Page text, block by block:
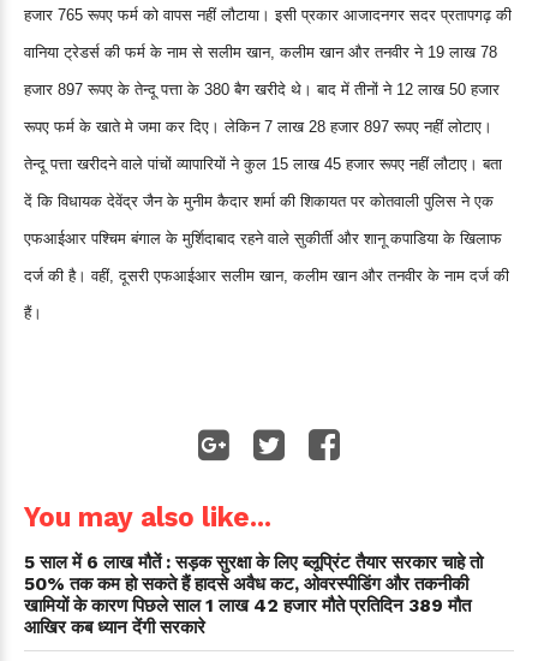
हजार 765 रूपए फर्म को वापस नहीं लौटाया। इसी प्रकार आजादनगर सदर प्रतापगढ़ की
वानिया ट्रेडर्स की फर्म के नाम से सलीम खान, कलीम खान और तनवीर ने 19 लाख 78
हजार 897 रूपए के तेन्दू पत्ता के 380 बैग खरीदे थे। बाद में तीनों ने 12 लाख 50 हजार
रूपए फर्म के खाते मे जमा कर दिए। लेकिन 7 लाख 28 हजार 897 रूपए नहीं लोटाए।
तेन्दू पत्ता खरीदने वाले पांचों व्यापारियों ने कुल 15 लाख 45 हजार रूपए नहीं लौटाए। बता
दें कि विधायक देवेंद्र जैन के मुनीम कैदार शर्मा की शिकायत पर कोतवाली पुलिस ने एक
एफआईआर पश्चिम बंगाल के मुर्शिदाबाद रहने वाले सुकीर्ती और शानू कपाडिया के खिलाफ
दर्ज की है। वहीं, दूसरी एफआईआर सलीम खान, कलीम खान और तनवीर के नाम दर्ज की
हैं।
You may also like...
5 साल में 6 लाख मौतें : सड़क सुरक्षा के लिए ब्लूप्रिंट तैयार सरकार चाहे तो
50% तक कम हो सकते हैं हादसे अवैध कट, ओवरस्पीडिंग और तकनीकी
खामियों के कारण पिछले साल 1 लाख 42 हजार मौते प्रतिदिन 389 मौत
आखिर कब ध्यान देंगी सरकारे